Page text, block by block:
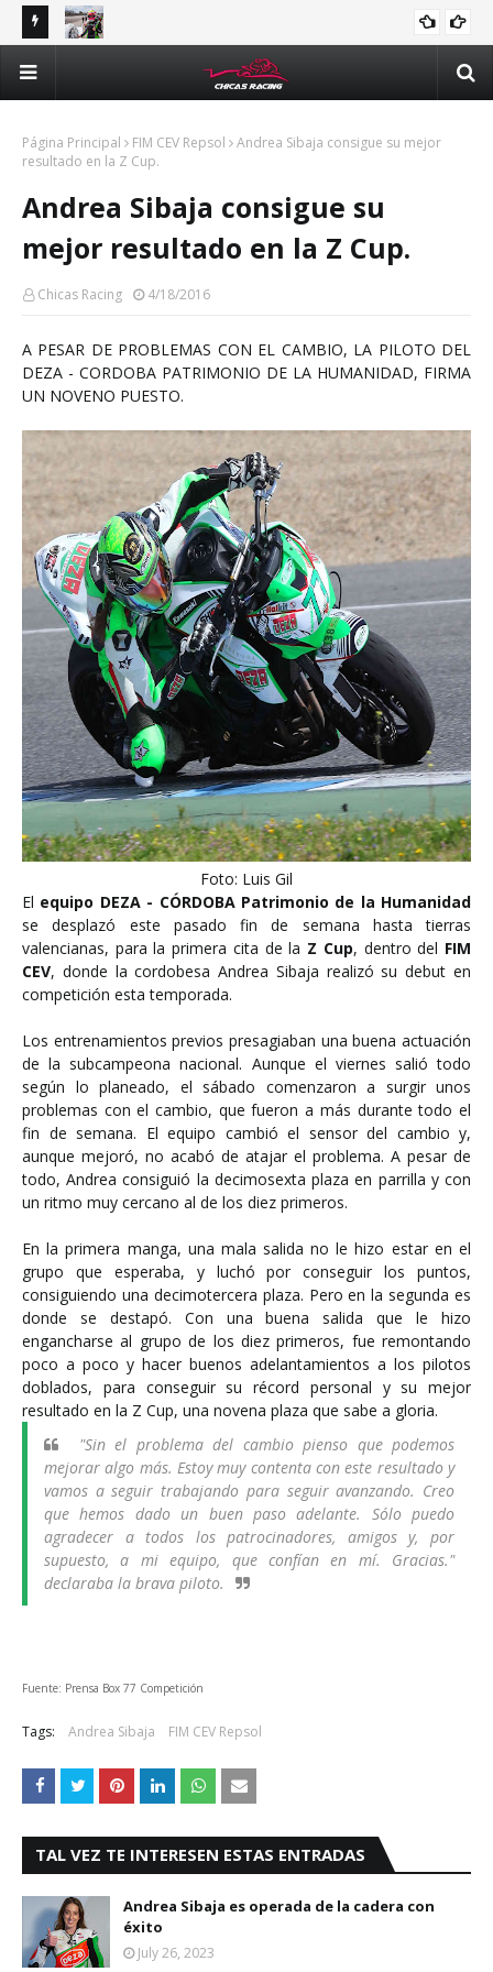
Majo Rodríguez apunta a seguir escalando posiciones en
Challenge Series durante la visita a Querétaro
Página Principal FIM CEV Repsol
Andrea Sibaja consigue su mejor
resultado en la Z Cup.
Andrea Sibaja consigue su
mejor resultado en la Z Cup.
Chicas Racing 4/18/2016
A PESAR DE PROBLEMAS CON EL CAMBIO, LA PILOTO DEL
DEZA - CORDOBA PATRIMONIO DE LA HUMANIDAD, FIRMA
UN NOVENO PUESTO.
Foto: Luis Gil
El equipo DEZA - CÓRDOBA Patrimonio de la Humanidad
se desplazó este pasado fin de semana hasta tierras
valencianas, para la primera cita de la Z Cup, dentro del FIM
CEV, donde la cordobesa Andrea Sibaja realizó su debut en
competición esta temporada.
Los entrenamientos previos presagiaban una buena actuación
de la subcampeona nacional. Aunque el viernes salió todo
según lo planeado, el sábado comenzaron a surgir unos
problemas con el cambio, que fueron a más durante todo el
fin de semana. El equipo cambió el sensor del cambio y,
aunque mejoró, no acabó de atajar el problema. A pesar de
todo, Andrea consiguió la decimosexta plaza en parrilla y con
un ritmo muy cercano al de los diez primeros.
En la primera manga, una mala salida no le hizo estar en el
grupo que esperaba, y luchó por conseguir los puntos,
consiguiendo una decimotercera plaza. Pero en la segunda es
donde se destapó. Con una buena salida que le hizo
engancharse al grupo de los diez primeros, fue remontando
poco a poco y hacer buenos adelantamientos a los pilotos
doblados, para conseguir su récord personal y su mejor
resultado en la Z Cup, una novena plaza que sabe a gloria.
"Sin el problema del cambio pienso que podemos
mejorar algo más. Estoy muy contenta con este resultado y
vamos a seguir trabajando para seguir avanzando. Creo
que hemos dado un buen paso adelante. Sólo puedo
agradecer a todos los patrocinadores, amigos y, por
supuesto, a mi equipo, que confían en mí. Gracias."
declaraba la brava piloto.
Fuente: Prensa Box 77 Competición
Tags: Andrea Sibaja FIM CEV Repsol
TAL VEZ TE INTERESEN ESTAS ENTRADAS
Andrea Sibaja es operada de la cadera con
éxito
July 26, 2023